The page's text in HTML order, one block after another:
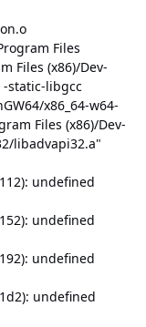
Files
Files (x86)/Dev-
-static-libgcc
x86_64-w64-
Files (x86)/Dev-
libadvapi32.a"
undefined
undefined
undefined
undefined